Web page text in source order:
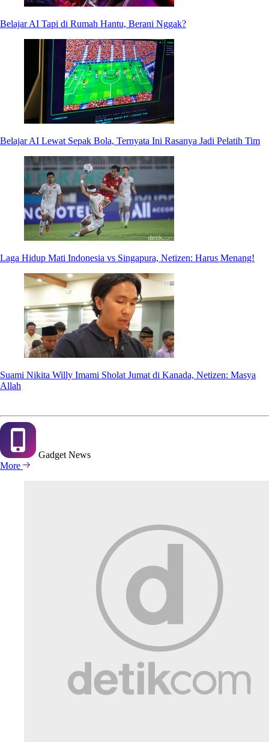
Belajar AI Tapi di Rumah Hantu, Berani Nggak?
Belajar AI Lewat Sepak Bola, Ternyata Ini Rasanya Jadi Pelatih Tim
Laga Hidup Mati Indonesia vs Singapura, Netizen: Harus Menang!
Suami Nikita Willy Imami Sholat Jumat di Kanada, Netizen: Masya
Allah
GadgetNews
More